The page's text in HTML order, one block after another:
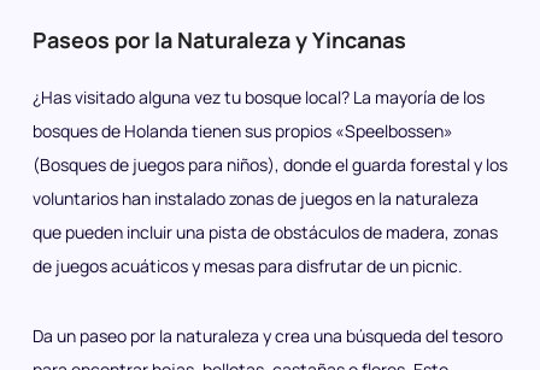
Paseos por la Naturaleza y Yincanas
¿Has visitado alguna vez tu bosque local? La mayoría de los
bosques de Holanda tienen sus propios «Speelbossen»
(Bosques de juegos para niños), donde el guarda forestal y los
voluntarios han instalado zonas de juegos en la naturaleza
que pueden incluir una pista de obstáculos de madera, zonas
de juegos acuáticos y mesas para disfrutar de un picnic.
Da un paseo por la naturaleza y crea una búsqueda del tesoro